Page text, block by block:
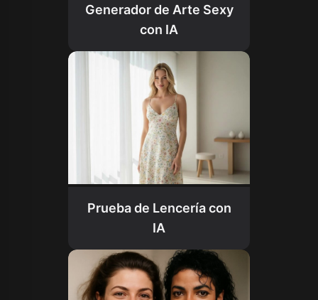
Generador de Arte Sexy
con IA
Prueba de Lencería con
IA